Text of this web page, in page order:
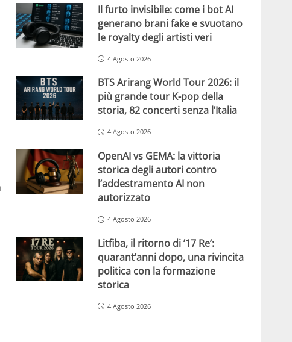
Il furto invisibile: come i bot AI
generano brani fake e svuotano
le royalty degli artisti veri
4 Agosto 2026
BTS Arirang World Tour 2026: il
più grande tour K-pop della
storia, 82 concerti senza l’Italia
4 Agosto 2026
OpenAI vs GEMA: la vittoria
storica degli autori contro
l’addestramento AI non
autorizzato
4 Agosto 2026
Litfiba, il ritorno di ’17 Re’:
quarant’anni dopo, una rivincita
politica con la formazione
storica
4 Agosto 2026